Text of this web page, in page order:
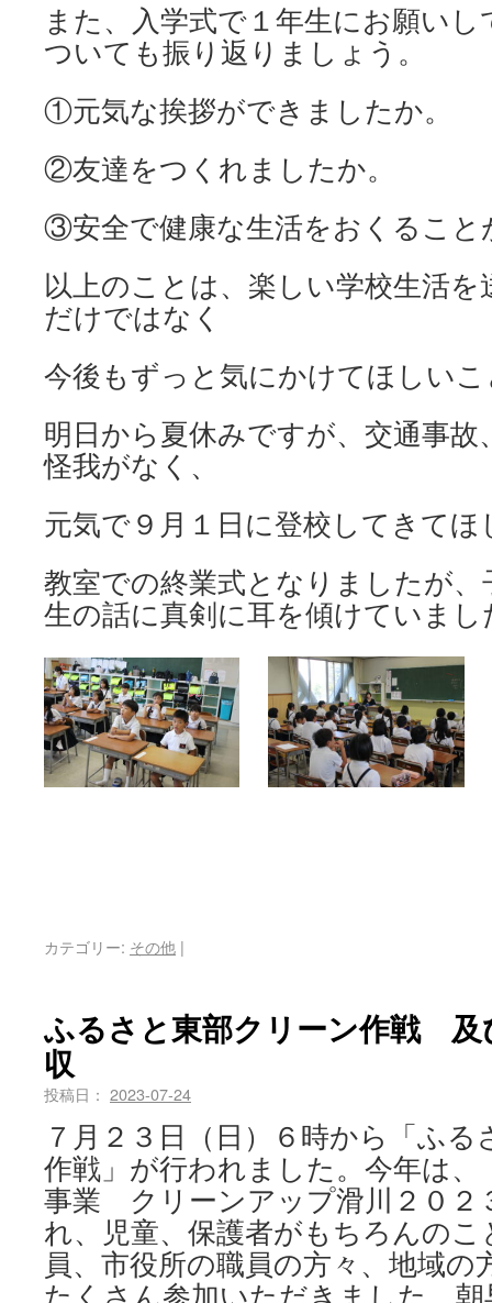
また、入学式で１年生にお願い
ついても振り返りましょう。
①元気な挨拶ができましたか。
②友達をつくれましたか。
③安全で健康な生活をおくること
以上のことは、楽しい学校生活
だけではなく
今後もずっと気にかけてほしい
明日から夏休みですが、交通事故
怪我がなく、
元気で９月１日に登校してきてほ
教室での終業式となりましたが
生の話に真剣に耳を傾けていまし
カテゴリー: その他 |
ふるさと東部クリーン作戦
収
投稿日： 2023-07-24
７月２３日（日）６時から「ふ
作戦」が行われました。今年は、
事業 クリーンアップ滑川２０２
れ、児童、保護者がもちろんの
員、市役所の職員の方々、地域の
たくさん参加いただきました。